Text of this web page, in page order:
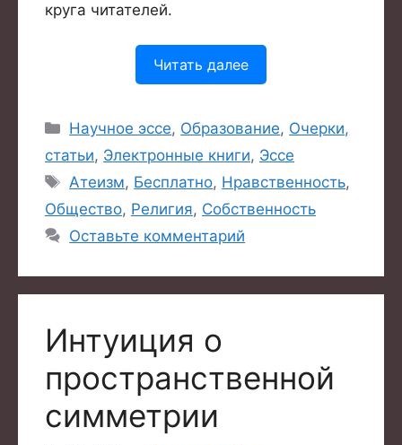
круга читателей.
Читать далее
Рубрики
Научное эссе, Образование, Очерки,
статьи, Электронные книги, Эссе
Метки
Атеизм, Бесплатно, Нравственность,
Общество, Религия, Собственность
Оставьте комментарий
Интуиция о
пространственной
симметрии